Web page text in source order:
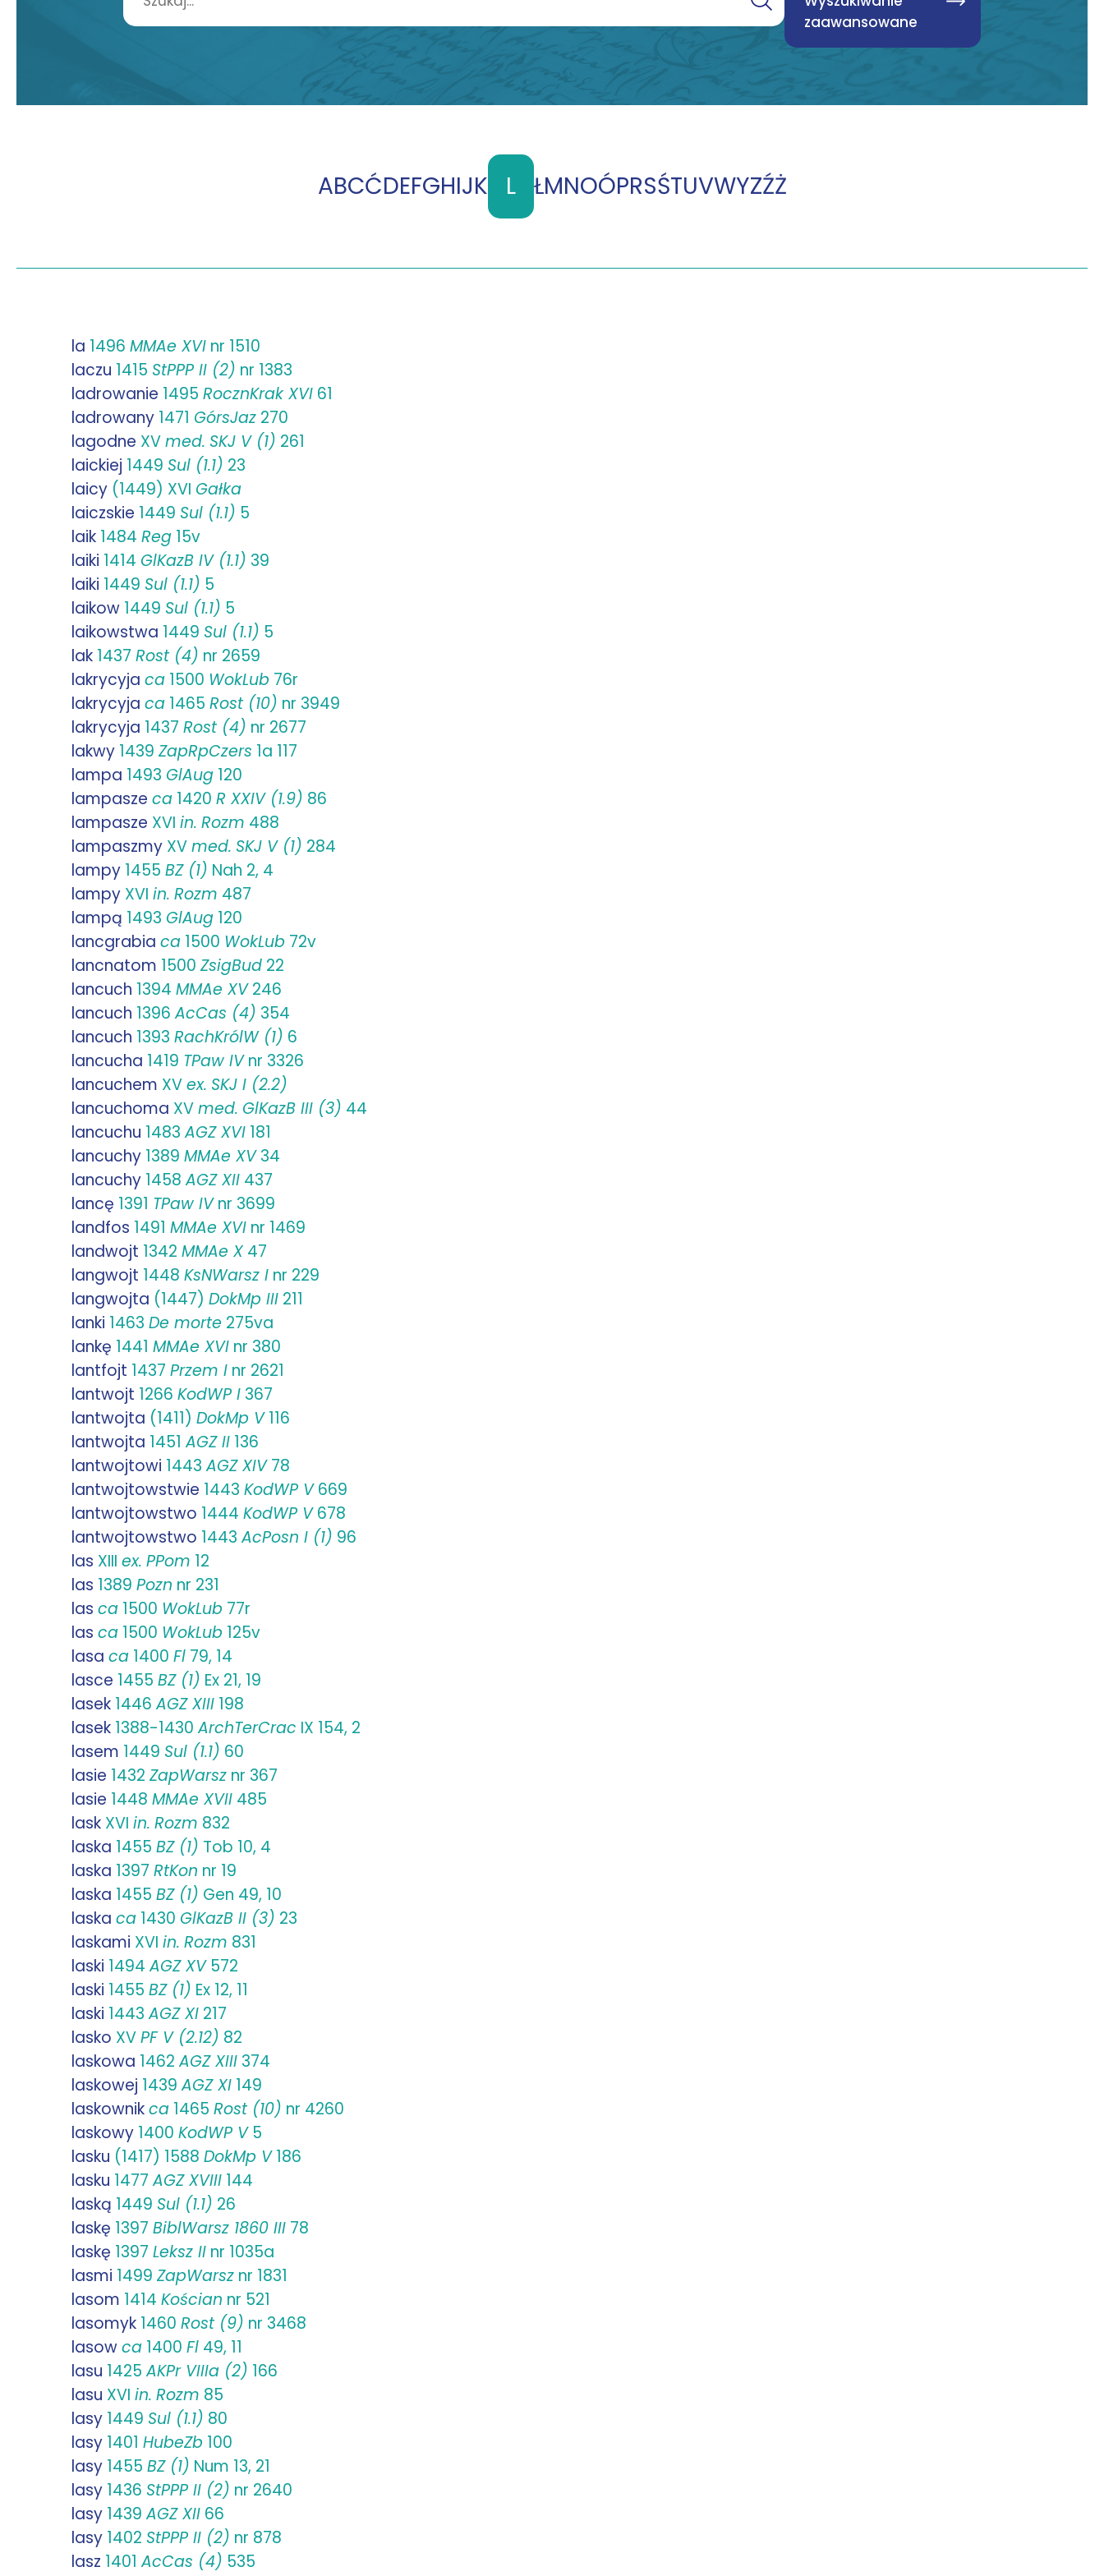
zaawansowane
ABCĆDEFGHIJK L ŁMNOÓPRSŚTUVWYZŹŻ
la 1496 MMAe XVI nr 1510
laczu 1415 StPPP II (2) nr 1383
ladrowanie 1495 RocznKrak XVI 61
ladrowany 1471 GórsJaz 270
lagodne XVmed. SKJ V (1) 261
laickiej 1449 Sul (1.1) 23
laicy (1449) XVI Gałka
laiczskie 1449 Sul (1.1) 5
laik 1484 Reg 15v
laiki 1414 GlKazB IV (1.1) 39
laiki 1449 Sul (1.1) 5
laikow 1449 Sul (1.1) 5
laikowstwa 1449 Sul (1.1) 5
lak 1437 Rost (4) nr 2659
lakrycyja ca 1500 WokLub 76r
lakrycyja ca 1465 Rost (10) nr 3949
lakrycyja 1437 Rost (4) nr 2677
lakwy 1439 ZapRpCzers 1a 117
lampa 1493 GlAug 120
lampasze ca 1420 R XXIV (1.9) 86
lampasze XVI in. Rozm 488
lampaszmy XVmed. SKJ V (1) 284
lampy 1455 BZ (1) Nah 2, 4
lampy XVI in. Rozm 487
lampą 1493 GlAug 120
lancgrabia ca 1500 WokLub 72v
lancnatom 1500 ZsigBud 22
lancuch 1394 MMAe XV246
lancuch 1396AcCas (4) 354
lancuch 1393 RachKrólW (1) 6
lancucha 1419 TPaw IVnr 3326
lancuchem XVex. SKJ I (2.2)
lancuchoma XVmed. GlKazB III (3) 44
lancuchu 1483AGZ XVI 181
lancuchy 1389 MMAe XV34
lancuchy 1458AGZ XII 437
lancę 1391 TPaw IVnr 3699
landfos 1491 MMAe XVI nr 1469
landwojt 1342 MMAe X 47
langwojt 1448 KsNWarsz I nr 229
langwojta (1447) DokMp III 211
lanki 1463 De morte 275va
lankę 1441 MMAe XVI nr 380
lantfojt 1437 Przem I nr 2621
lantwojt 1266 KodWP I 367
lantwojta (1411) DokMp V116
lantwojta 1451AGZ II 136
lantwojtowi 1443AGZ XIV78
lantwojtowstwie 1443 KodWP V669
lantwojtowstwo 1444 KodWP V678
lantwojtowstwo 1443AcPosn I (1) 96
las XIII ex. PPom 12
las 1389 Pozn nr 231
las ca 1500 WokLub 77r
las ca 1500 WokLub 125v
lasa ca 1400 Fl 79, 14
lasce 1455 BZ (1) Ex 21, 19
lasek 1446AGZ XIII 198
lasek 1388-1430ArchTerCrac IX 154, 2
lasem 1449 Sul (1.1) 60
lasie 1432 ZapWarsz nr 367
lasie 1448 MMAe XVII 485
lask XVI in. Rozm 832
laska 1455 BZ (1) Tob 10, 4
laska 1397 RtKon nr 19
laska 1455 BZ (1) Gen 49, 10
laska ca 1430 GlKazB II (3) 23
laskami XVI in. Rozm 831
laski 1494AGZ XV572
laski 1455 BZ (1) Ex 12, 11
laski 1443AGZ XI 217
lasko XVPF V (2.12) 82
laskowa 1462AGZ XIII 374
laskowej 1439AGZ XI 149
laskownikca 1465 Rost (10) nr 4260
laskowy 1400 KodWP V5
lasku (1417) 1588 DokMp V186
lasku 1477AGZ XVIII 144
laską 1449 Sul (1.1) 26
laskę 1397 BiblWarsz 1860 III 78
laskę 1397 Leksz II nr 1035a
lasmi 1499 ZapWarsz nr 1831
lasom 1414 Kościan nr 521
lasomyk 1460 Rost (9) nr 3468
lasowca 1400 Fl 49, 11
lasu 1425AKPr VIIIa (2) 166
lasu XVI in. Rozm 85
lasy 1449 Sul (1.1) 80
lasy 1401 HubeZb 100
lasy 1455 BZ (1) Num 13, 21
lasy 1436 StPPP II (2) nr 2640
lasy 1439AGZ XII 66
lasy 1402 StPPP II (2) nr 878
lasz 1401AcCas (4) 535